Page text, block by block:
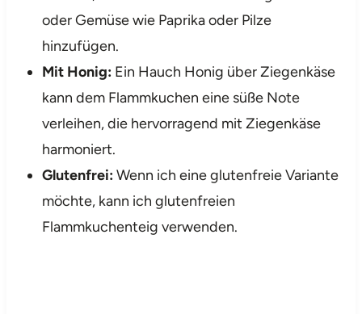
oder Gemüse wie Paprika oder Pilze
hinzufügen.
Mit Honig:Ein Hauch Honig über Ziegenkäse
kann dem Flammkuchen eine süße Note
verleihen, die hervorragend mit Ziegenkäse
harmoniert.
Glutenfrei:Wenn ich eine glutenfreie Variante
möchte, kann ich glutenfreien
Flammkuchenteig verwenden.